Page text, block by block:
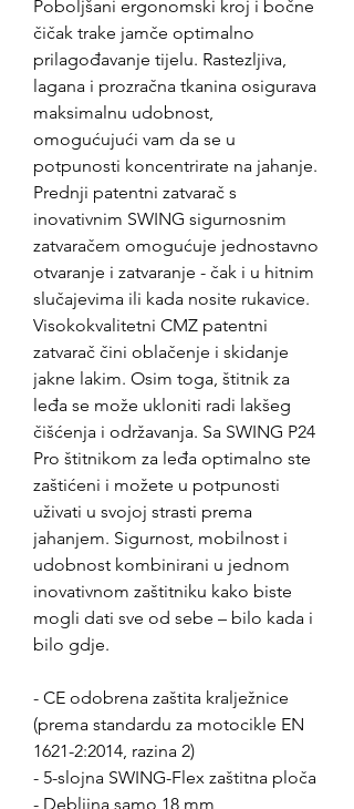
Poboljšani ergonomski kroj i bočne
čičak trake jamče optimalno
prilagođavanje tijelu. Rastezljiva,
lagana i prozračna tkanina osigurava
maksimalnu udobnost,
omogućujući vam da se u
potpunosti koncentrirate na jahanje.
Prednji patentni zatvarač s
inovativnim SWING sigurnosnim
zatvaračem omogućuje jednostavno
otvaranje i zatvaranje - čak i u hitnim
slučajevima ili kada nosite rukavice.
Visokokvalitetni CMZ patentni
zatvarač čini oblačenje i skidanje
jakne lakim. Osim toga, štitnik za
leđa se može ukloniti radi lakšeg
čišćenja i održavanja. Sa SWING P24
Pro štitnikom za leđa optimalno ste
zaštićeni i možete u potpunosti
uživati ​​u svojoj strasti prema
jahanjem. Sigurnost, mobilnost i
udobnost kombinirani u jednom
inovativnom zaštitniku kako biste
mogli dati sve od sebe – bilo kada i
bilo gdje.
- CE odobrena zaštita kralježnice
(prema standardu za motocikle EN
1621-2:2014, razina 2)
- 5-slojna SWING-Flex zaštitna ploča
- Debljina samo 18 mm